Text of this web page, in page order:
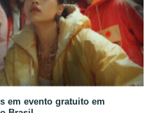
em evento gratuito em